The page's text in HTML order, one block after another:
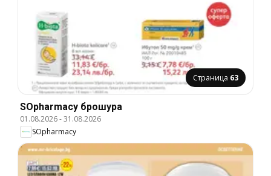
Страница 63
SOpharmacy брошура
01.08.2026-31.08.2026
SOpharmacy